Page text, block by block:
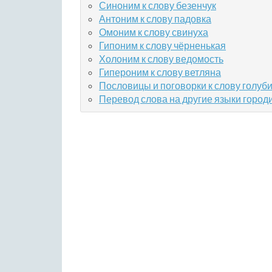
Синоним к слову безенчук
Антоним к слову падовка
Омоним к слову свинуха
Гипоним к слову чёрненькая
Холоним к слову ведомость
Гипероним к слову ветляна
Пословицы и поговорки к слову
Перевод слова на другие языки